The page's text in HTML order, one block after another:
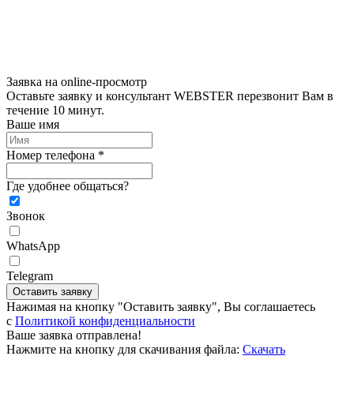
Заявка на online-просмотр
Оставьте заявку и консультант WEBSTER перезвонит Вам в
течение 10 минут.
Ваше имя
Номер телефона *
Где удобнее общаться?
Звонок
WhatsApp
Telegram
Оставить заявку
Нажимая на кнопку "Оставить заявку", Вы соглашаетесь
c Политикой конфиденциальности
Ваше заявка отправлена!
Нажмите на кнопку для скачивания файла: Скачать